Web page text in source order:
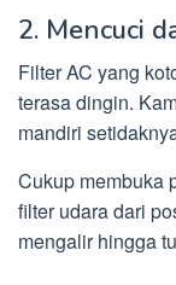
2. Mencuci
Filter AC yang
terasa dingin.
mandiri
Cukup membuka
filter udara dari
mengalir hingga